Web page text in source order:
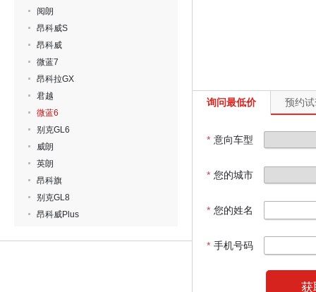
阅朗
昂科威S
昂科威
微蓝7
昂科拉GX
君越
微蓝6
别克GL6
威朗
英朗
昂科旗
别克GL8
昂科威Plus
询问最低价 预约
* 意向车型
* 您的城市
* 您的姓名
* 手机号码
获